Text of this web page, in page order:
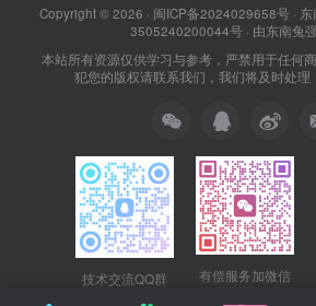
Copyright © 2026 · 闽ICP备2024029658号 ·
3505240200044号· 由东南兔
本站所有资源仅供学习与参考，严禁用于任何
犯您的版权请联系我们，我们将及时处理
技术交流QQ群 有偿服务加微信